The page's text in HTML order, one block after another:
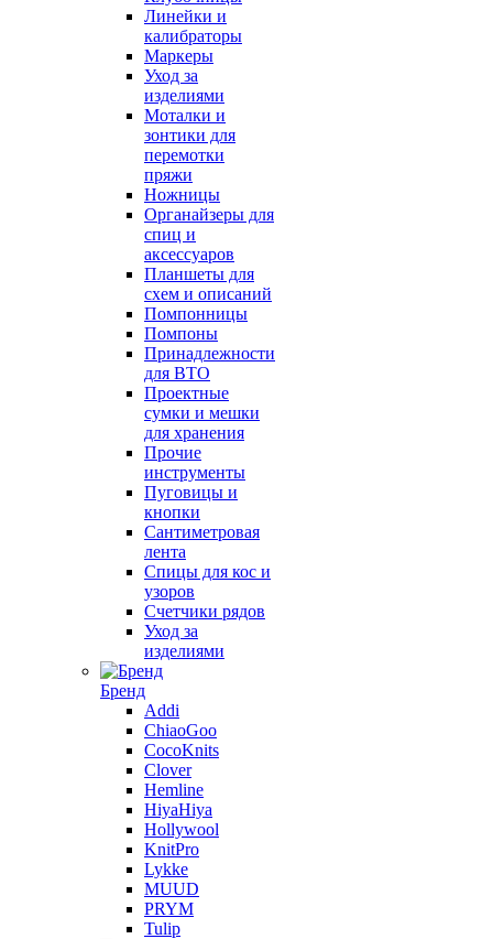
Линейки и
калибраторы
Маркеры
Уход за
изделиями
Моталки и
зонтики для
перемотки
пряжи
Ножницы
Органайзеры для
спиц и
аксессуаров
Планшеты для
схем и описаний
Помпонницы
Помпоны
Принадлежности
для ВТО
Проектные
сумки и мешки
для хранения
Прочие
инструменты
Пуговицы и
кнопки
Сантиметровая
лента
Спицы для кос и
узоров
Счетчики рядов
Уход за
изделиями
Бренд
Addi
ChiaoGoo
CocoKnits
Clover
Hemline
HiyaHiya
Hollywool
KnitPro
Lykke
MUUD
PRYM
Tulip